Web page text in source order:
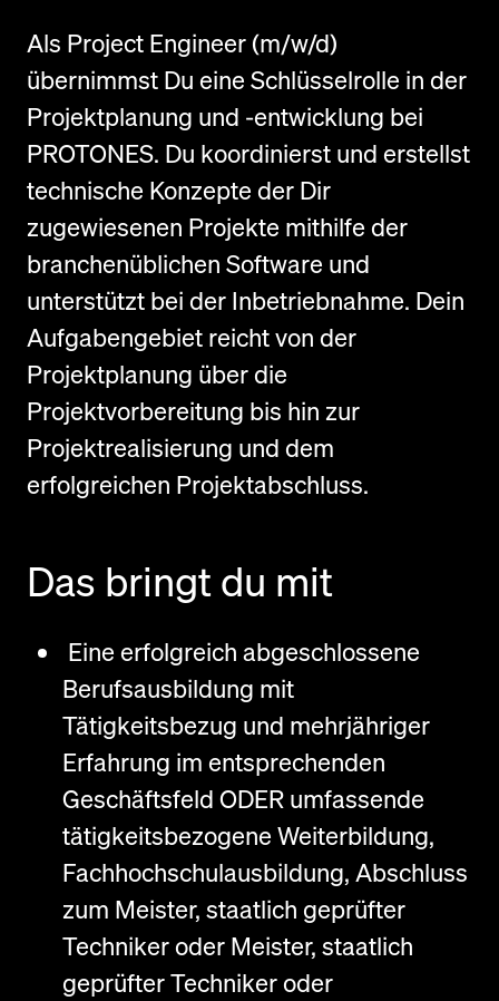
Als Project Engineer (m/w/d)
übernimmst Du eine Schlüsselrolle in der
Projektplanung und -entwicklung bei
PROTONES. Du koordinierst und erstellst
technische Konzepte der Dir
zugewiesenen Projekte mithilfe der
branchenüblichen Software und
unterstützt bei der Inbetriebnahme. Dein
Aufgabengebiet reicht von der
Projektplanung über die
Projektvorbereitung bis hin zur
Projektrealisierung und dem
erfolgreichen Projektabschluss.
Das bringt du mit
Eine erfolgreich abgeschlossene
Berufsausbildung mit
Tätigkeitsbezug und mehrjähriger
Erfahrung im entsprechenden
Geschäftsfeld ODER umfassende
tätigkeitsbezogene Weiterbildung,
Fachhochschulausbildung, Abschluss
zum Meister, staatlich geprüfter
Techniker oder Meister, staatlich
geprüfter Techniker oder